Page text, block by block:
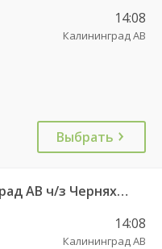
14:08
Калининград АВ
Выбрать
680Э Гусев КДП — Калининград АВ ч/з Черняховск АС
14:08
Калининград АВ